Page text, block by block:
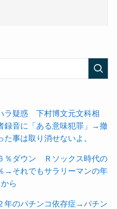
ラ疑惑 下村博文元文科相
録音に「ある意味犯罪」→撤
た事は取り消せないよ。
％ダウン Ｒソックス時代の
→それでもサラリーマンの年
ら
年のパチンコ依存症→パチン